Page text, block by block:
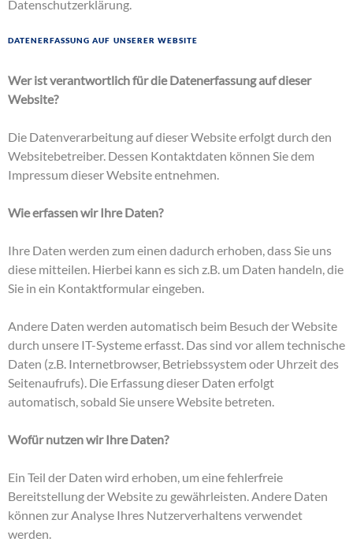
Datenschutzerklärung.
Datenerfassung auf unserer Website
Wer ist verantwortlich für die Datenerfassung auf dieser
Website?
Die Datenverarbeitung auf dieser Website erfolgt durch den
Websitebetreiber. Dessen Kontaktdaten können Sie dem
Impressum dieser Website entnehmen.
Wie erfassen wir Ihre Daten?
Ihre Daten werden zum einen dadurch erhoben, dass Sie uns
diese mitteilen. Hierbei kann es sich z.B. um Daten handeln, die
Sie in ein Kontaktformular eingeben.
Andere Daten werden automatisch beim Besuch der Website
durch unsere IT-Systeme erfasst. Das sind vor allem technische
Daten (z.B. Internetbrowser, Betriebssystem oder Uhrzeit des
Seitenaufrufs). Die Erfassung dieser Daten erfolgt
automatisch, sobald Sie unsere Website betreten.
Wofür nutzen wir Ihre Daten?
Ein Teil der Daten wird erhoben, um eine fehlerfreie
Bereitstellung der Website zu gewährleisten. Andere Daten
können zur Analyse Ihres Nutzerverhaltens verwendet
werden.